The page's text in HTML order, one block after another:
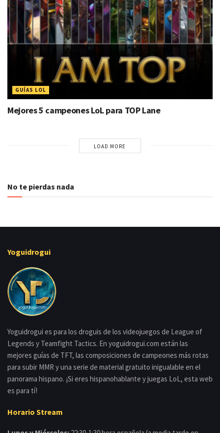
GUÍAS LOL
Mejores 5 campeones LoL para TOP Lane
LOAD MORE
No te pierdas nada
Yoguidrogui
Yoguidrogui es para los droguis de los videojuegos de League of
Legends y Teamfight Tactics. En yoguidrogui.com están las
mejores guías de TFT, las composiciones de campeones más rotas
para subir MMR y una serie de material gratuito inigualable en el
panorama hispano. ¡Si eres hispanohablante y juegas LoL, esta web
es para tí!
Horario Stream